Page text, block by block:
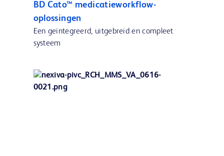
BD Cato™ medicatieworkflow-
oplossingen
Een geïntegreerd, uitgebreid en compleet
systeem